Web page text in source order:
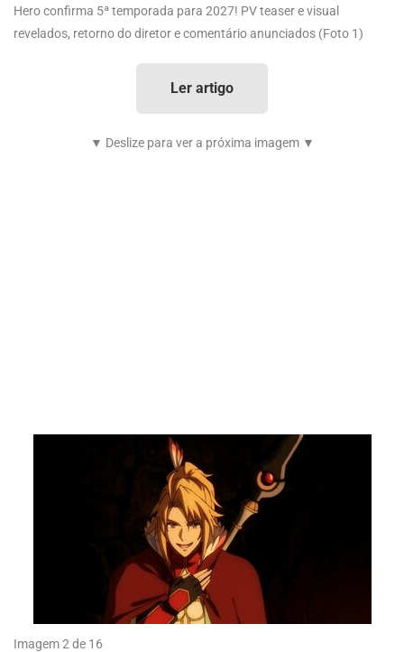
Hero confirma 5ª temporada para 2027! PV teaser e visual
revelados, retorno do diretor e comentário anunciados (Foto 1)
Ler artigo
▼ Deslize para ver a próxima imagem ▼
Imagem 2 de 16